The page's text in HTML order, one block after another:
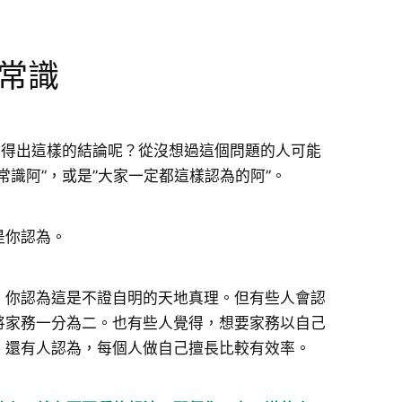
識
出這樣的結論呢？從沒想過這個問題的人可能
阿”，或是”大家一定都這樣認為的阿”。
認為。
認為這是不證自明的天地真理。但有些人會認
務一分為二。也有些人覺得，想要家務以自己
有人認為，每個人做自己擅長比較有效率。